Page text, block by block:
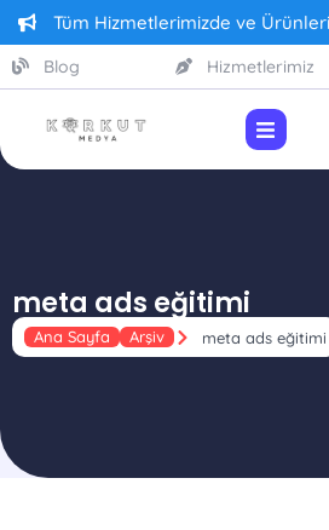
Tüm Hizmetlerimizde ve
Blog Hizmetlerimiz
meta ads eğitimi
Ana Sayfa Arşiv meta ads eğitimi